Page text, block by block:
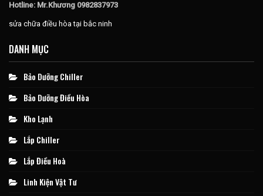
Hotline: Mr.Khương 0982837973
sửa chữa điều hòa tại bắc ninh
DANH MỤC
Bảo Dưỡng Chiller
Bảo Dưỡng Điều Hòa
Kho Lạnh
Lắp Chiller
Lắp Điều Hoà
Linh Kiện Vật Tư